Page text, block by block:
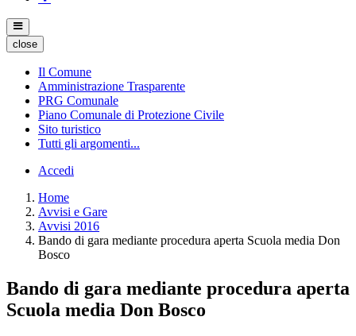
close
Il Comune
Amministrazione Trasparente
PRG Comunale
Piano Comunale di Protezione Civile
Sito turistico
Tutti gli argomenti...
Accedi
Home
Avvisi e Gare
Avvisi 2016
Bando di gara mediante procedura aperta Scuola media Don
Bosco
Bando di gara mediante procedura aperta
Scuola media Don Bosco